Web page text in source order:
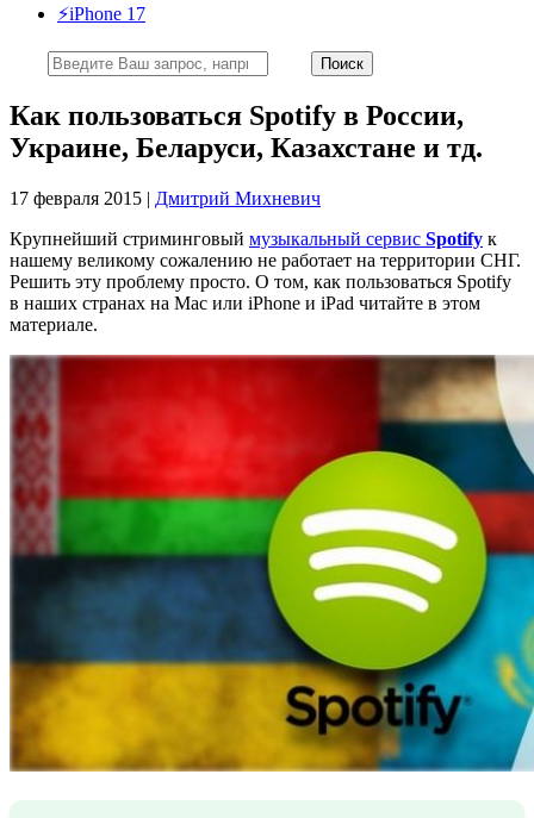
⚡️iPhone 17
Как пользоваться Spotify в России,
Украине, Беларуси, Казахстане и тд.
17 февраля 2015 | Дмитрий Михневич
Крупнейший стриминговый музыкальный сервис Spotify к
нашему великому сожалению не работает на территории СНГ.
Решить эту проблему просто. О том, как пользоваться Spotify
в наших странах на Mac или iPhone и iPad читайте в этом
материале.